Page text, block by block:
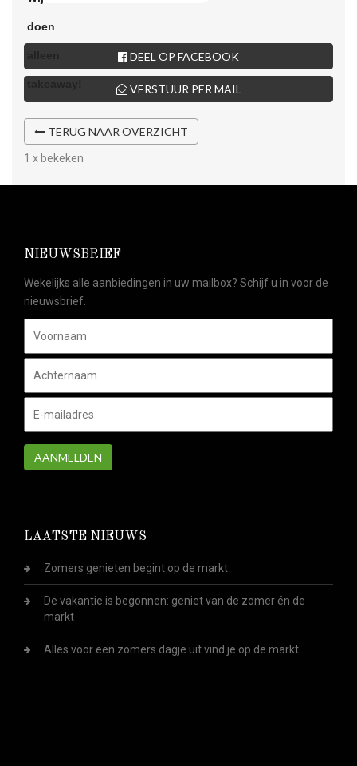
DEEL OP FACEBOOK
VERSTUUR PER MAIL
TERUG NAAR OVERZICHT
1 x bekeken
NIEUWSBRIEF
Wekelijks alle aanbiedingen in uw mailbox? Schijf u in voor de
nieuwsbrief.
AANMELDEN
LAATSTE NIEUWS
Zomers genieten begint op de markt
De vakantie is begonnen: geniet van de zomer én de
markt
Alles voor een zomers dagje uit vind je op de markt